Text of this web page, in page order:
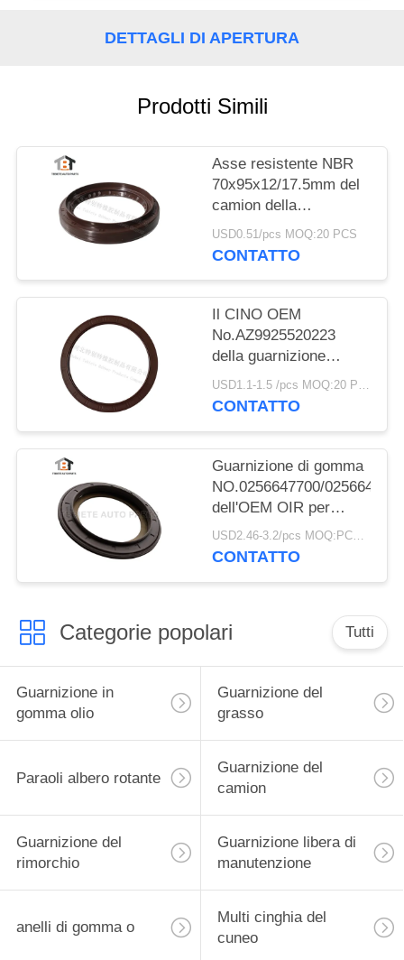
DETTAGLI DI APERTURA
Prodotti Simili
Asse resistente NBR
70x95x12/17.5mm del
camion della
guarnizione del camion
di Dongfeng
USD0.51/pcs MOQ:20 PCS
CONTATTO
Il CINO OEM
No.AZ9925520223
della guarnizione
dell'asse dell'equilibrio
di HOWO gradua
gomma
USD1.1-1.5 /pcs MOQ:20 PCS
CONTATTO
Guarnizione di gomma
NO.0256647700/
dell'OEM OIR per
l'asse 117.5*158*17.8
millimetro di BPW per il
USD2.46-3.2/pcs MOQ:PCS 1000
CONTATTO
Categorie popolari Tutti
Guarnizione in
gomma olio
Guarnizione del
grasso
Paraoli albero rotante
Guarnizione del
camion
Guarnizione del
rimorchio
Guarnizione libera di
manutenzione
anelli di gomma o
Multi cinghia del
cuneo